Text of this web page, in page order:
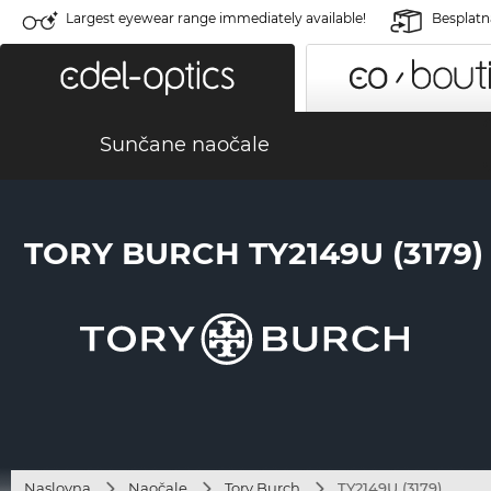
Largest eyewear range immediately available!
Sunčane naočale
TORY BURCH TY2149U (3179)